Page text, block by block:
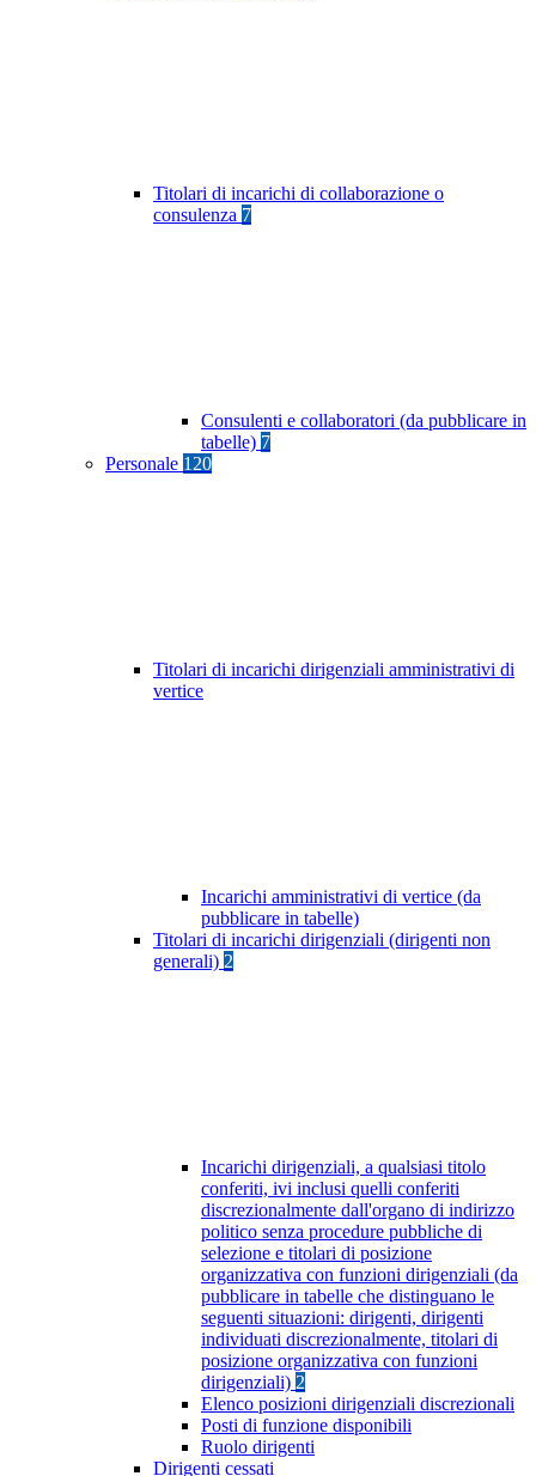
Titolari di incarichi di collaborazione o
consulenza 7
Consulenti e collaboratori (da pubblicare in
tabelle) 7
Personale 120
Titolari di incarichi dirigenziali amministrativi di
vertice
Incarichi amministrativi di vertice (da
pubblicare in tabelle)
Titolari di incarichi dirigenziali (dirigenti non
generali) 2
Incarichi dirigenziali, a qualsiasi titolo
conferiti, ivi inclusi quelli conferiti
discrezionalmente dall'organo di indirizzo
politico senza procedure pubbliche di
selezione e titolari di posizione
organizzativa con funzioni dirigenziali (da
pubblicare in tabelle che distinguano le
seguenti situazioni: dirigenti, dirigenti
individuati discrezionalmente, titolari di
posizione organizzativa con funzioni
dirigenziali) 2
Elenco posizioni dirigenziali discrezionali
Posti di funzione disponibili
Ruolo dirigenti
Dirigenti cessati